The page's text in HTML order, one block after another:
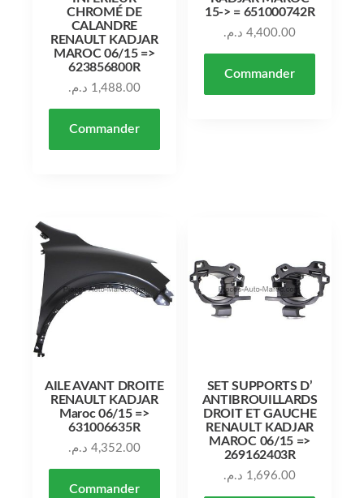
CHROMÉ DE
CALANDRE
RENAULT KADJAR
MAROC 06/15 =>
623856800R
1,488.00 د.م.
Commander
15-> = 651000742R
4,400.00 د.م.
Commander
AILE AVANT DROITE
RENAULT KADJAR
Maroc 06/15 =>
631006635R
4,352.00 د.م.
Commander
SET SUPPORTS D’
ANTIBROUILLARDS
DROIT ET GAUCHE
RENAULT KADJAR
MAROC 06/15 =>
269162403R
1,696.00 د.م.